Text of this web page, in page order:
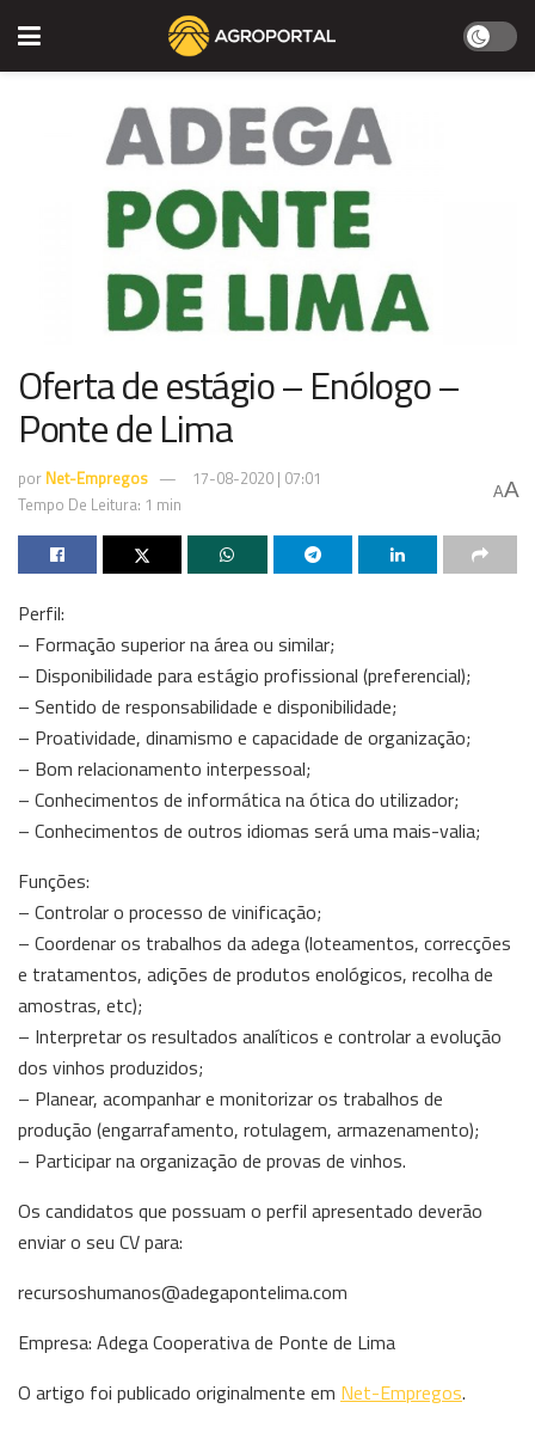
Oferta de estágio – Enólogo –
Ponte de Lima
por Net-Empregos
17-08-2020 | 07:01
Tempo De Leitura: 1 min
AA
Perfil:
– Formação superior na área ou similar;
– Disponibilidade para estágio profissional (preferencial);
– Sentido de responsabilidade e disponibilidade;
– Proatividade, dinamismo e capacidade de organização;
– Bom relacionamento interpessoal;
– Conhecimentos de informática na ótica do utilizador;
– Conhecimentos de outros idiomas será uma mais-valia;
Funções:
– Controlar o processo de vinificação;
– Coordenar os trabalhos da adega (loteamentos, correcções
e tratamentos, adições de produtos enológicos, recolha de
amostras, etc);
– Interpretar os resultados analíticos e controlar a evolução
dos vinhos produzidos;
– Planear, acompanhar e monitorizar os trabalhos de
produção (engarrafamento, rotulagem, armazenamento);
– Participar na organização de provas de vinhos.
Os candidatos que possuam o perfil apresentado deverão
enviar o seu CV para:
recursoshumanos@adegapontelima.com
Empresa: Adega Cooperativa de Ponte de Lima
O artigo foi publicado originalmente em Net-Empregos.